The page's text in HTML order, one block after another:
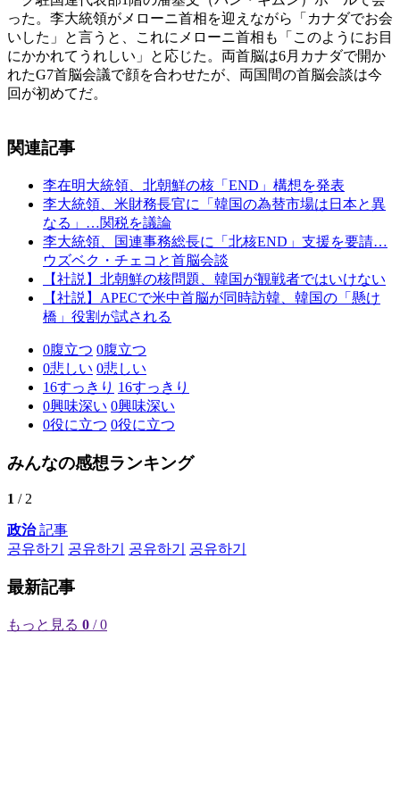
った。李大統領がメローニ首相を迎えながら「カナダでお会
いした」と言うと、これにメローニ首相も「このようにお目
にかかれてうれしい」と応じた。両首脳は6月カナダで開か
れたG7首脳会議で顔を合わせたが、両国間の首脳会談は今
回が初めてだ。
関連記事
李在明大統領、北朝鮮の核「END」構想を発表
李大統領、米財務長官に「韓国の為替市場は日本と異
なる」…関税を議論
李大統領、国連事務総長に「北核END」支援を要請…
ウズベク・チェコと首脳会談
【社説】北朝鮮の核問題、韓国が観戦者ではいけない
【社説】APECで米中首脳が同時訪韓、韓国の「懸け
橋」役割が試される
0腹立つ 0腹立つ
0悲しい 0悲しい
16すっきり 16すっきり
0興味深い 0興味深い
0役に立つ 0役に立つ
みんなの感想ランキング
1 / 2
政治記事
공유하기
공유하기 공유하기 공유하기
最新記事
もっと見る 0 / 0